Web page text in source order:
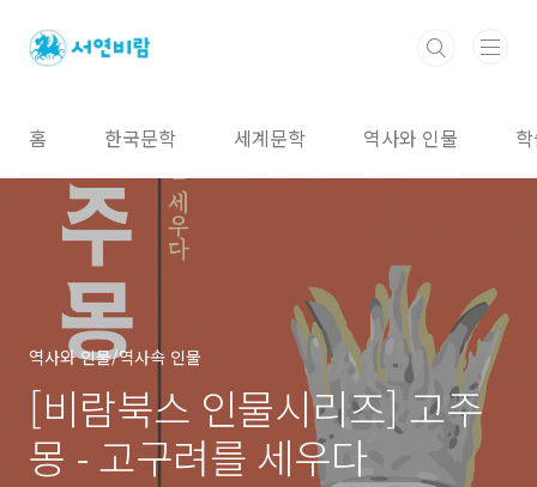
홈 한국문학 세계문학 역사와 인물
역사와 인물/역사속 인물
[비람북스 인물시리즈] 고주
몽 - 고구려를 세우다